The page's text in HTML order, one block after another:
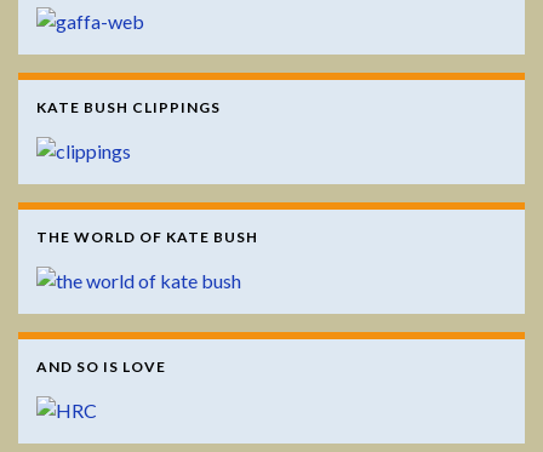
KATE BUSH CLIPPINGS
THE WORLD OF KATE BUSH
AND SO IS LOVE